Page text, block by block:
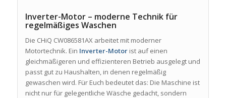
Inverter-Motor – moderne Technik für
regelmäßiges Waschen
Die CHiQ CW086581AX arbeitet mit moderner
Motortechnik. Ein Inverter-Motorist auf einen
gleichmäßigeren und effizienteren Betrieb ausgelegt und
passt gut zu Haushalten, in denen regelmäßig
gewaschen wird. Für Euch bedeutet das: Die Maschine ist
nicht nur für gelegentliche Wäsche gedacht, sondern